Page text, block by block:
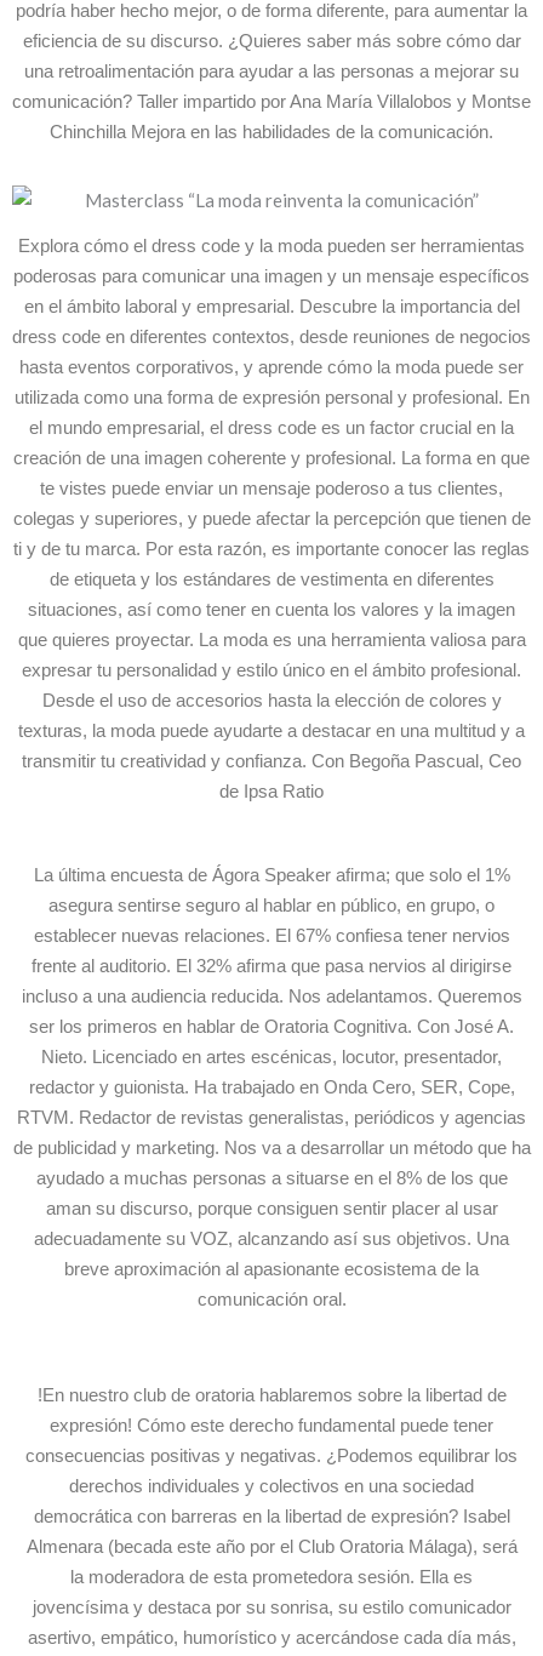
podría haber hecho mejor, o de forma diferente, para aumentar la
eficiencia de su discurso. ¿Quieres saber más sobre cómo dar
una retroalimentación para ayudar a las personas a mejorar su
comunicación? Taller impartido por Ana María Villalobos y Montse
Chinchilla Mejora en las habilidades de la comunicación.
Explora cómo el dress code y la moda pueden ser herramientas
poderosas para comunicar una imagen y un mensaje específicos
en el ámbito laboral y empresarial. Descubre la importancia del
dress code en diferentes contextos, desde reuniones de negocios
hasta eventos corporativos, y aprende cómo la moda puede ser
utilizada como una forma de expresión personal y profesional. En
el mundo empresarial, el dress code es un factor crucial en la
creación de una imagen coherente y profesional. La forma en que
te vistes puede enviar un mensaje poderoso a tus clientes,
colegas y superiores, y puede afectar la percepción que tienen de
ti y de tu marca. Por esta razón, es importante conocer las reglas
de etiqueta y los estándares de vestimenta en diferentes
situaciones, así como tener en cuenta los valores y la imagen
que quieres proyectar. La moda es una herramienta valiosa para
expresar tu personalidad y estilo único en el ámbito profesional.
Desde el uso de accesorios hasta la elección de colores y
texturas, la moda puede ayudarte a destacar en una multitud y a
transmitir tu creatividad y confianza. Con Begoña Pascual, Ceo
de Ipsa Ratio
La última encuesta de Ágora Speaker afirma; que solo el 1%
asegura sentirse seguro al hablar en público, en grupo, o
establecer nuevas relaciones. El 67% confiesa tener nervios
frente al auditorio. El 32% afirma que pasa nervios al dirigirse
incluso a una audiencia reducida. Nos adelantamos. Queremos
ser los primeros en hablar de Oratoria Cognitiva. Con José A.
Nieto. Licenciado en artes escénicas, locutor, presentador,
redactor y guionista. Ha trabajado en Onda Cero, SER, Cope,
RTVM. Redactor de revistas generalistas, periódicos y agencias
de publicidad y marketing. Nos va a desarrollar un método que ha
ayudado a muchas personas a situarse en el 8% de los que
aman su discurso, porque consiguen sentir placer al usar
adecuadamente su VOZ, alcanzando así sus objetivos. Una
breve aproximación al apasionante ecosistema de la
comunicación oral.
!En nuestro club de oratoria hablaremos sobre la libertad de
expresión! Cómo este derecho fundamental puede tener
consecuencias positivas y negativas. ¿Podemos equilibrar los
derechos individuales y colectivos en una sociedad
democrática con barreras en la libertad de expresión? Isabel
Almenara (becada este año por el Club Oratoria Málaga), será
la moderadora de esta prometedora sesión. Ella es
jovencísima y destaca por su sonrisa, su estilo comunicador
asertivo, empático, humorístico y acercándose cada día más,